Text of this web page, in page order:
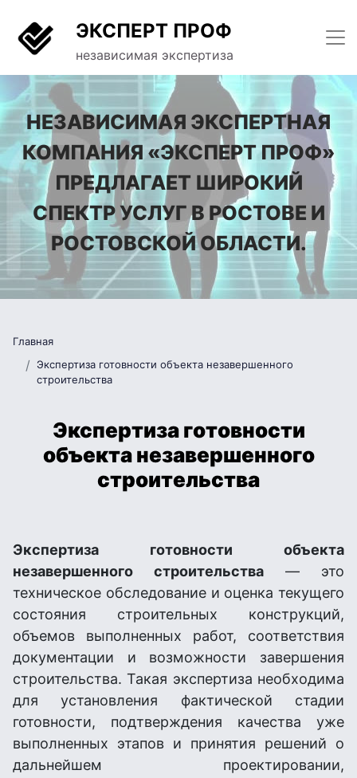
ЭКСПЕРТ ПРОФ
независимая экспертиза
НЕЗАВИСИМАЯ ЭКСПЕРТНАЯ
КОМПАНИЯ «ЭКСПЕРТ ПРОФ»
ПРЕДЛАГАЕТ ШИРОКИЙ
СПЕКТР УСЛУГ В РОСТОВЕ И
РОСТОВСКОЙ ОБЛАСТИ.
Главная
Экспертиза готовности объекта незавершенного
строительства
Экспертиза готовности
объекта незавершенного
строительства
Экспертиза готовности объекта
незавершенного строительства — это
техническое обследование и оценка текущего
состояния строительных конструкций,
объемов выполненных работ, соответствия
документации и возможности завершения
строительства. Такая экспертиза необходима
для установления фактической стадии
готовности, подтверждения качества уже
выполненных этапов и принятия решений о
дальнейшем проектировании,